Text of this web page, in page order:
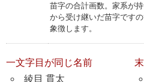
苗字の合計画数。家系が
から受け継いだ苗字です
象徴します。
一文字目が同じ名前
綾目 貫太